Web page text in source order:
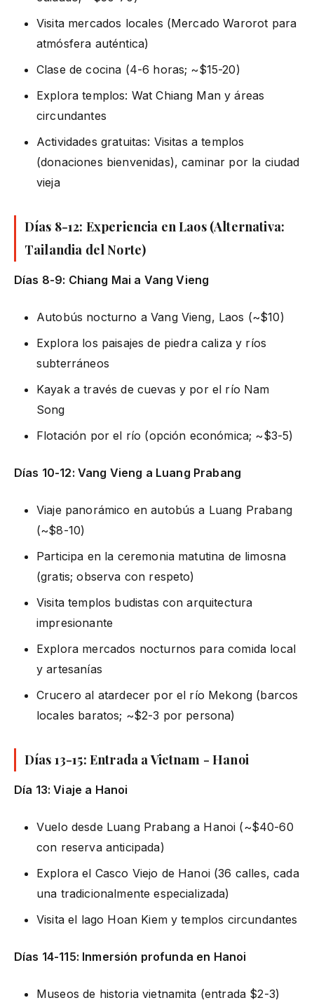
Visita mercados locales (Mercado Warorot para
atmósfera auténtica)
Clase de cocina (4-6 horas; ~$15-20)
Explora templos: Wat Chiang Man y áreas
circundantes
Actividades gratuitas: Visitas a templos
(donaciones bienvenidas), caminar por la ciudad
vieja
Días 8-12: Experiencia en Laos (Alternativa:
Tailandia del Norte)
Días 8-9: Chiang Mai a Vang Vieng
Autobús nocturno a Vang Vieng, Laos (~$10)
Explora los paisajes de piedra caliza y ríos
subterráneos
Kayak a través de cuevas y por el río Nam
Song
Flotación por el río (opción económica; ~$3-5)
Días 10-12: Vang Vieng a Luang Prabang
Viaje panorámico en autobús a Luang Prabang
(~$8-10)
Participa en la ceremonia matutina de limosna
(gratis; observa con respeto)
Visita templos budistas con arquitectura
impresionante
Explora mercados nocturnos para comida local
y artesanías
Crucero al atardecer por el río Mekong (barcos
locales baratos; ~$2-3 por persona)
Días 13-15: Entrada a Vietnam - Hanoi
Día 13: Viaje a Hanoi
Vuelo desde Luang Prabang a Hanoi (~$40-60
con reserva anticipada)
Explora el Casco Viejo de Hanoi (36 calles, cada
una tradicionalmente especializada)
Visita el lago Hoan Kiem y templos circundantes
Días 14-115: Inmersión profunda en Hanoi
Museos de historia vietnamita (entrada $2-3)